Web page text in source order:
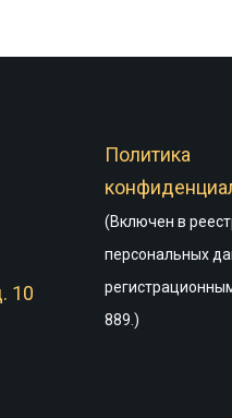
10
Политика
(Включен в
персональных
889.)